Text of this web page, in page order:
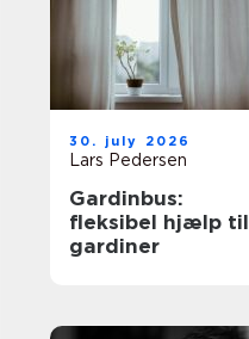
30. july 2026
Lars Pedersen
Gardinbus:
fleksibel hjælp til
gardiner